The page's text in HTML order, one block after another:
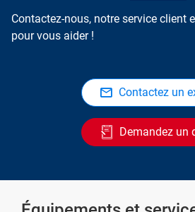
Contactez-nous, notre service client
pour vous aider !
Contactez un
Demandez un